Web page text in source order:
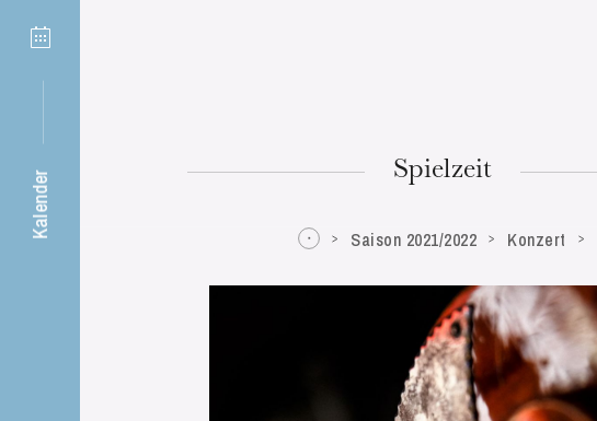
Kalender Spielzeit
Saison 2021/2022 Konzert